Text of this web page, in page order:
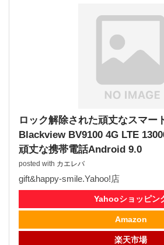
ロック解除された頑丈なスマー
Blackview BV9100 4G LTE
頑丈な携帯電話Android 9.0
posted with カエレバ
gift&happy-smile.Yahoo!店
Yahooショッピン
Amazon
楽天市場